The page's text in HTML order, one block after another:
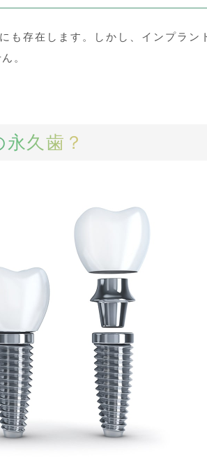
も存在します。しかし、インプラン
。
久歯？